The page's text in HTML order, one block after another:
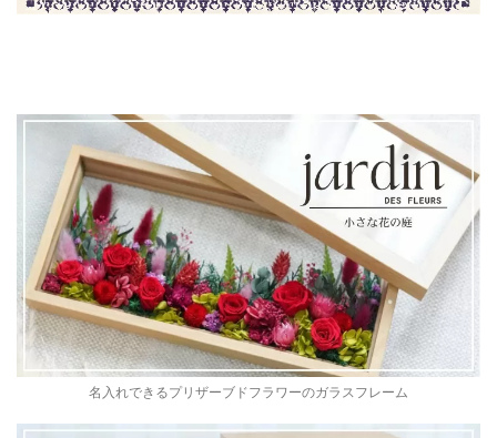
名入れできるプリザーブドフラワーのガラスフレーム